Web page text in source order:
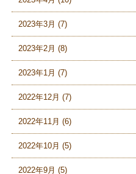
2023年3月 (7)
2023年2月 (8)
2023年1月 (7)
2022年12月 (7)
2022年11月 (6)
2022年10月 (5)
2022年9月 (5)